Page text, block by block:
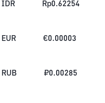
IDR Rp0.62254
EUR €0.00003
RUB ₽0.00285